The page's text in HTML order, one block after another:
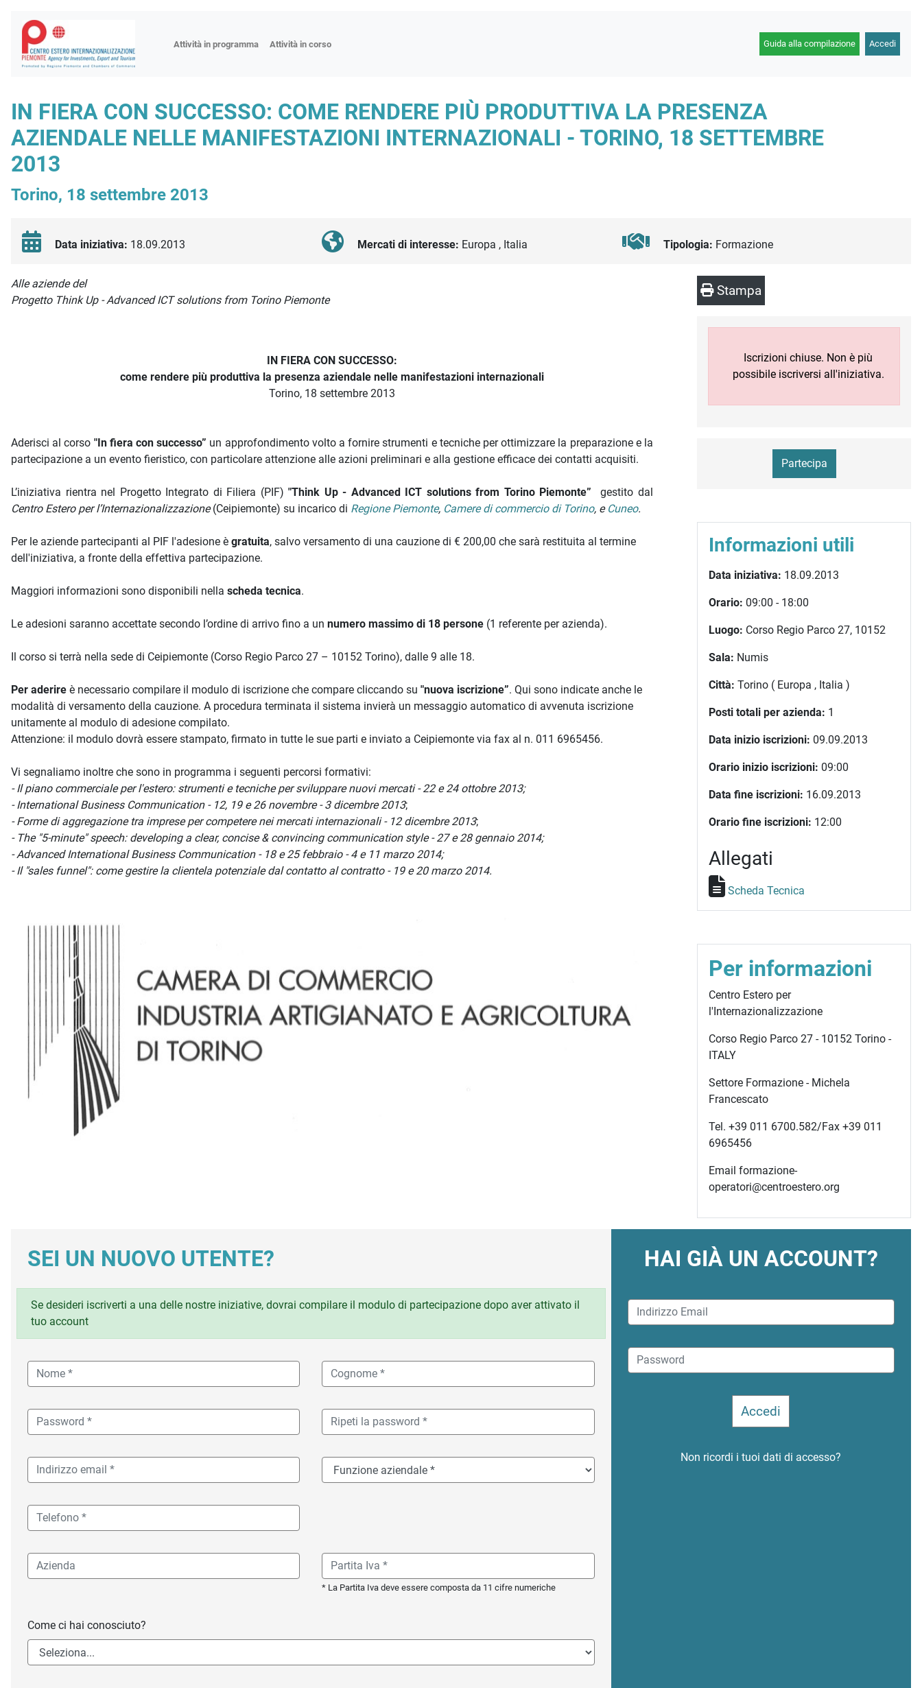
Attività in programma Attività in corso
Fiere
Workshop
Incontri di approfondimento
Guida alla compilazione Accedi
IN FIERA CON SUCCESSO: COME RENDERE PIÙ PRODUTTIVA LA PRESENZA
AZIENDALE NELLE MANIFESTAZIONI INTERNAZIONALI - TORINO, 18 SETTEMBRE
2013
Torino, 18 settembre 2013
Data iniziativa: 18.09.2013 Mercati di interesse: Europa , Italia Tipologia: Formazione
Descrizione iniziativa
Alle aziende del
Progetto Think Up - Advanced ICT solutions from Torino Piemonte
IN FIERA CON SUCCESSO:
come rendere più produttiva la presenza aziendale nelle manifestazioni internazionali
Torino, 18 settembre 2013
Aderisci al corso "In fiera con successo” un approfondimento volto a fornire strumenti e tecniche per ottimizzare la preparazione e la
partecipazione a un evento fieristico, con particolare attenzione alle azioni preliminari e alla gestione efficace dei contatti acquisiti.
L’iniziativa rientra nel Progetto Integrato di Filiera (PIF)"Think Up - Advanced ICT solutions from Torino Piemonte”gestito dal
Centro Estero per l’Internazionalizzazione(Ceipiemonte) su incarico di Regione Piemonte, Camere di commercio di Torino, e Cuneo.
Per le aziende partecipanti al PIF l'adesione è gratuita, salvo versamento di una cauzione di € 200,00 che sarà restituita al termine
dell'iniziativa, a fronte della effettiva partecipazione.
Maggiori informazioni sono disponibili nella scheda tecnica.
Le adesioni saranno accettate secondo l’ordine di arrivo fino a un numero massimo di 18 persone (1 referente per azienda).
Il corso si terrà nella sede di Ceipiemonte (Corso Regio Parco 27 – 10152 Torino), dalle 9 alle 18.
Per aderire è necessario compilare il modulo di iscrizione che compare cliccando su "nuova iscrizione”. Qui sono indicate anche le
modalità di versamento della cauzione. A procedura terminata il sistema invierà un messaggio automatico di avvenuta iscrizione
unitamente al modulo di adesione compilato.
Attenzione: il modulo dovrà essere stampato, firmato in tutte le sue parti e inviato a Ceipiemonte via fax al n. 011 6965456.
Vi segnaliamo inoltre che sono in programma i seguenti percorsi formativi:
- Il piano commerciale per l'estero: strumenti e tecniche per sviluppare nuovi mercati - 22 e 24 ottobre 2013;
- International Business Communication - 12, 19 e 26 novembre - 3 dicembre 2013;
- Forme di aggregazione tra imprese per competere nei mercati internazionali - 12 dicembre 2013;
- The "5-minute" speech: developing a clear, concise & convincing communication style - 27 e 28 gennaio 2014;
- Advanced International Business Communication - 18 e 25 febbraio - 4 e 11 marzo 2014;
- Il "sales funnel": come gestire la clientela potenziale dal contatto al contratto - 19 e 20 marzo 2014.
Stampa
Iscrizioni chiuse. Non è più
possibile iscriversi all'iniziativa.
Partecipa
Informazioni utili
Data iniziativa: 18.09.2013
Orario: 09:00 - 18:00
Luogo: Corso Regio Parco 27, 10152
Sala: Numis
Città: Torino ( Europa , Italia )
Posti totali per azienda: 1
Data inizio iscrizioni: 09.09.2013
Orario inizio iscrizioni: 09:00
Data fine iscrizioni: 16.09.2013
Orario fine iscrizioni: 12:00
Allegati
Scheda Tecnica
Per informazioni
Centro Estero per
l'Internazionalizzazione
Corso Regio Parco 27 - 10152 Torino -
ITALY
Settore Formazione - Michela
Francescato
Tel. +39 011 6700.582/Fax +39 011
6965456
Email formazione-
operatori@centroestero.org
SEI UN NUOVO UTENTE?
Se desideri iscriverti a una delle nostre iniziative, dovrai compilare il modulo di partecipazione dopo aver attivato il
tuo account
* La Partita Iva deve essere composta da 11 cifre numeriche
Come ci hai conosciuto?
HAI GIÀ UN ACCOUNT?
Non ricordi i tuoi dati di accesso?